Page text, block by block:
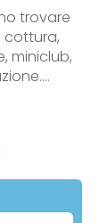
trovare
cottura,
miniclub,